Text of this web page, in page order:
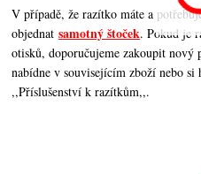
V případě, že razítko máte a
objednatsamotný štoček. Pokud je
otisků, doporučujeme zakoupit nový
nabídne v souvisejícím zboží nebo si
,,Příslušenství k razítkům,,.